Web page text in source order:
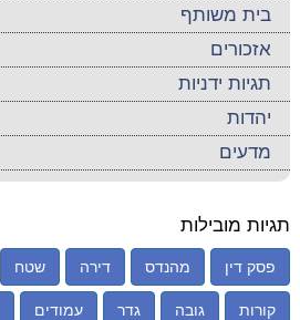
בית משותף
אזכורים
תגיות ידניות
יהדות
מדעים
תגיות מובילות
פסק דין מהנדס דירה שטח
קורות גובה גדר עמודים